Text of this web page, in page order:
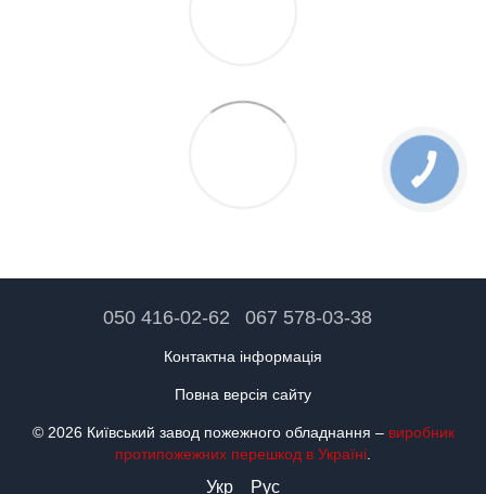
050 416-02-62 067 578-03-38
Контактна інформація
Повна версія сайту
© 2026 Київський завод пожежного обладнання – виробник
протипожежних перешкод в Україні
Укр Рус